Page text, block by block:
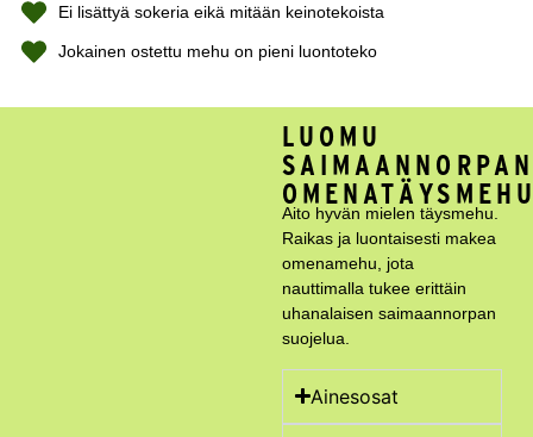
Ei lisättyä sokeria eikä mitään keinotekoista
Jokainen ostettu mehu on pieni luontoteko
LUOMU
SAIMAANNORPAN
Aito hyvän mielen täysmehu.
Raikas ja luontaisesti makea
omenamehu, jota
nauttimalla tukee erittäin
uhanalaisen saimaannorpan
suojelua.
Ainesosat